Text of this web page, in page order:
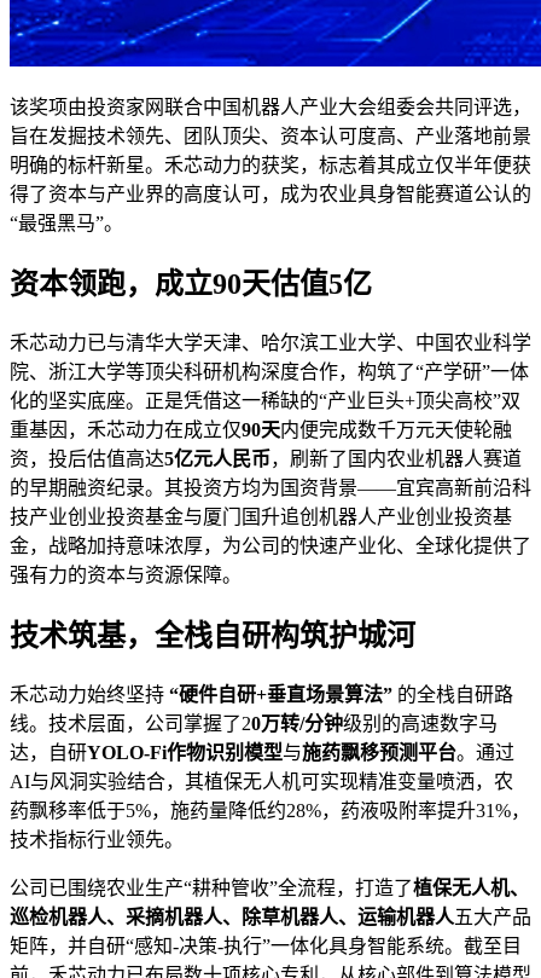
该奖项由投资家网联合中国机器人产业大会组委会共同评选，
旨在发掘技术领先、团队顶尖、资本认可度高、产业落地前景
明确的标杆新星。禾芯动力的获奖，标志着其成立仅半年便获
得了资本与产业界的高度认可，成为农业具身智能赛道公认的
“最强黑马”。
资本领跑，成立90天估值5亿
禾芯动力已与清华大学天津、哈尔滨工业大学、中国农业科学
院、浙江大学等顶尖科研机构深度合作，构筑了“产学研”一体
化的坚实底座。正是凭借这一稀缺的“产业巨头+顶尖高校”双
重基因，禾芯动力在成立仅90天内便完成数千万元天使轮融
资，投后估值高达5亿元人民币，刷新了国内农业机器人赛道
的早期融资纪录。其投资方均为国资背景——宜宾高新前沿科
技产业创业投资基金与厦门国升追创机器人产业创业投资基
金，战略加持意味浓厚，为公司的快速产业化、全球化提供了
强有力的资本与资源保障。
技术筑基，全栈自研构筑护城河
禾芯动力始终坚持 “硬件自研+垂直场景算法” 的全栈自研路
线。技术层面，公司掌握了20万转/分钟级别的高速数字马
达，自研YOLO-Fi作物识别模型与施药飘移预测平台。通过
AI与风洞实验结合，其植保无人机可实现精准变量喷洒，农
药飘移率低于5%，施药量降低约28%，药液吸附率提升31%，
技术指标行业领先。
公司已围绕农业生产“耕种管收”全流程，打造了植保无人机、
巡检机器人、采摘机器人、除草机器人、运输机器人五大产品
矩阵，并自研“感知-决策-执行”一体化具身智能系统。截至目